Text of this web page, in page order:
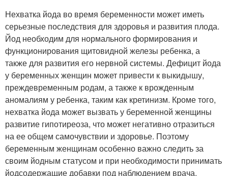
Нехватка йода во время беременности может иметь
серьезные последствия для здоровья и развития плода.
Йод необходим для нормального формирования и
функционирования щитовидной железы ребенка, а
также для развития его нервной системы. Дефицит йода
у беременных женщин может привести к выкидышу,
преждевременным родам, а также к врожденным
аномалиям у ребенка, таким как кретинизм. Кроме того,
нехватка йода может вызвать у беременной женщины
развитие гипотиреоза, что может негативно отразиться
на ее общем самочувствии и здоровье. Поэтому
беременным женщинам особенно важно следить за
своим йодным статусом и при необходимости принимать
йодсодержащие добавки под наблюдением врача.